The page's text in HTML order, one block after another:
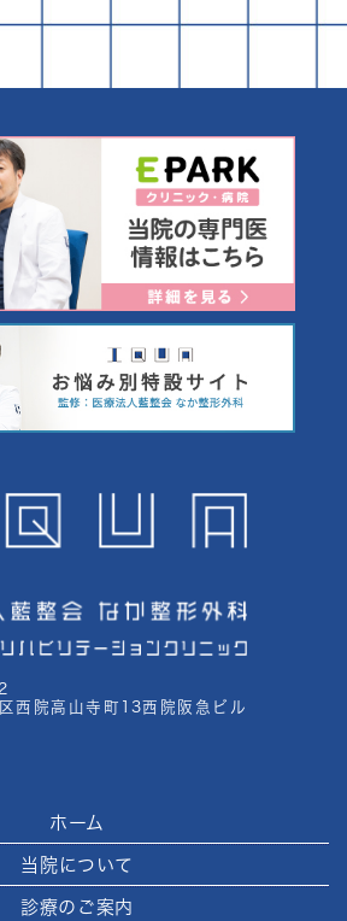
西院高山寺町13西院阪急ビル
ホーム
当院について
診療のご案内